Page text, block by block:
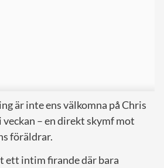
är inte ens välkomna på Chris
– en direkt skymf mot
föräldrar.
ett intim firande där bara